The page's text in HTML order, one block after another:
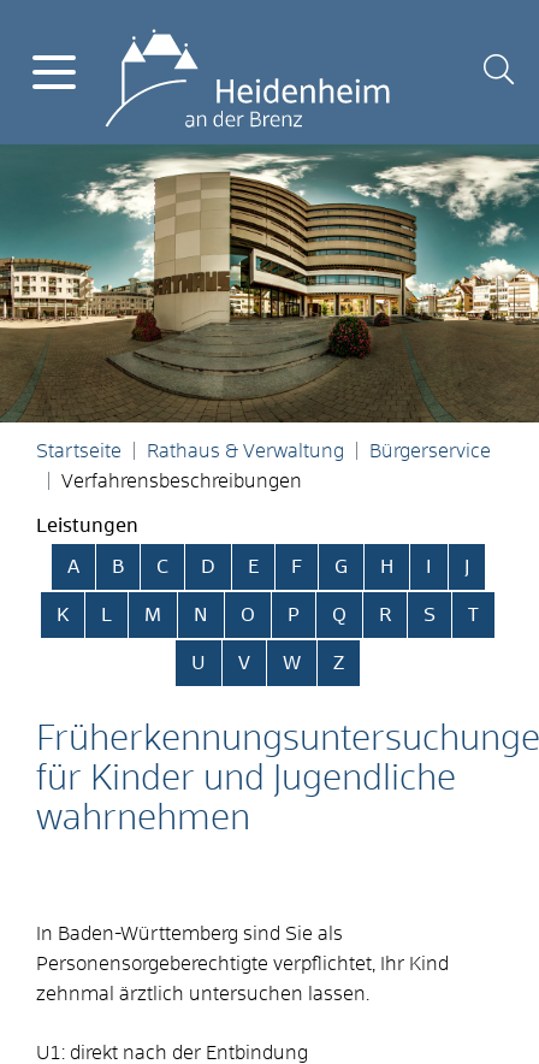
Startseite Rathaus & Verwaltung
Bürgerservice
Verfahrensbeschreibungen
Leistungen
Alphabetisches Register überspringen
A B C D E F G H
K L M N O P Q R S T
U V W Z
für Kinder und Jugendliche
wahrnehmen
In Baden-Württemberg sind Sie als
Personensorgeberechtigte verpflichtet, Ihr Kind
zehnmal ärztlich untersuchen lassen.
U1: direkt nach der Entbindung